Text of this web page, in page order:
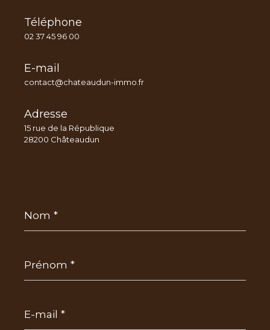
Téléphone
02 37 45 96 00
E-mail
contact@chateaudun-immo.fr
Adresse
15 rue de la République
28200 Châteaudun
mail
*